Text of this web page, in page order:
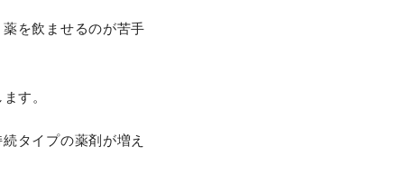
を飲ませるのが苦手
す。
タイプの薬剤が増え